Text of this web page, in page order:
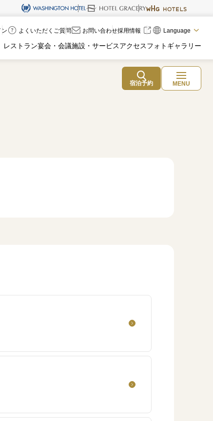
ン よくいただくご質問 お問い合わせ採用情報 Language
レストラン宴会・会議施設・サービスアクセスフォトギャラリー
宿泊予約 MENU